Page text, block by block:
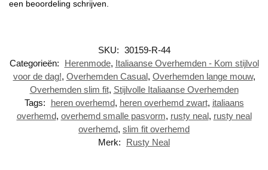
een beoordeling schrijven.
SKU: 30159-R-44
Categorieën:
Herenmode, Italiaanse Overhemden - Kom stijlvol
voor de dag!, Overhemden Casual, Overhemden lange mouw,
Overhemden slim fit, Stijlvolle Italiaanse Overhemden
Tags:
heren overhemd, heren overhemd zwart, italiaans
overhemd, overhemd smalle pasvorm, rusty neal, rusty neal
overhemd, slim fit overhemd
Merk:
Rusty Neal